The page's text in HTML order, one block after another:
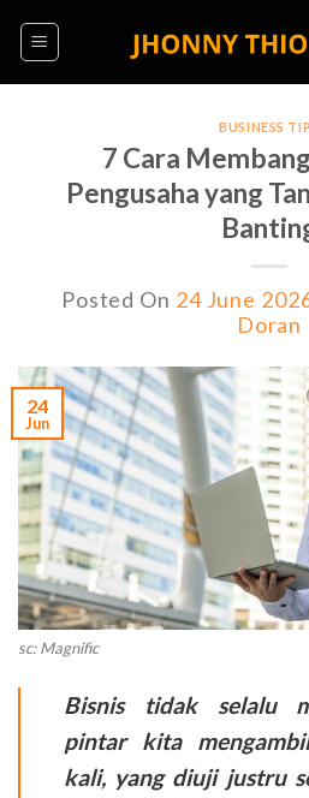
BUSINESS
7 Cara
Pengusaha yang
Posted On 24 June
Doran
24
Jun
sc: Magnific
Bisnis tidak selalu
pintar kita
kali, yang diuji justru